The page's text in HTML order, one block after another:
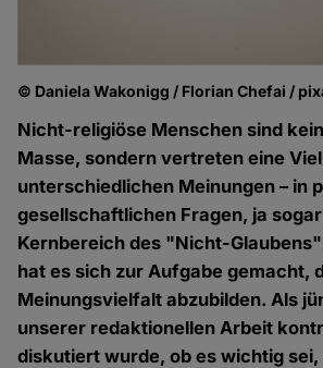
© Daniela Wakonigg / Florian Chefai /
Nicht-religiöse Menschen sind
Masse, sondern vertreten eine
unterschiedlichen Meinungen – in
gesellschaftlichen Fragen, ja
Kernbereich des "Nicht-
hat es sich zur Aufgabe gemacht,
Meinungsvielfalt abzubilden. Als
unserer redaktionellen Arbeit
diskutiert wurde, ob es wichtig